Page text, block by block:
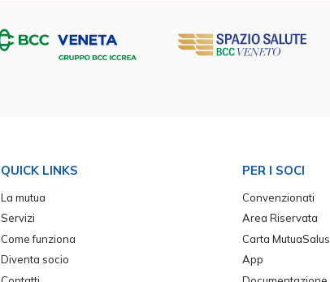
QUICK LINKS
La mutua
Servizi
Come funziona
Diventa socio
PER I SOCI
Convenzionati
Area Riservata
Carta MutuaSalus
App